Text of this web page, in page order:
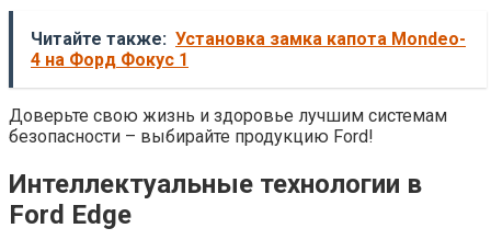
Читайте также: Установка замка капота Mondeo-
4 на Форд Фокус 1
Доверьте свою жизнь и здоровье лучшим системам
безопасности – выбирайте продукцию Ford!
Интеллектуальные технологии в
Ford Edge